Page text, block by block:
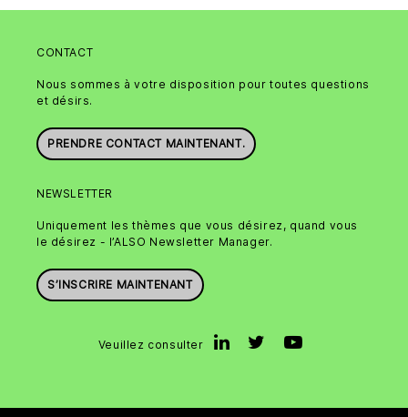
CONTACT
Nous sommes à votre disposition pour toutes questions
et désirs.
PRENDRE CONTACT MAINTENANT.
NEWSLETTER
Uniquement les thèmes que vous désirez, quand vous
le désirez - l’ALSO Newsletter Manager.
S’INSCRIRE MAINTENANT
Veuillez consulter